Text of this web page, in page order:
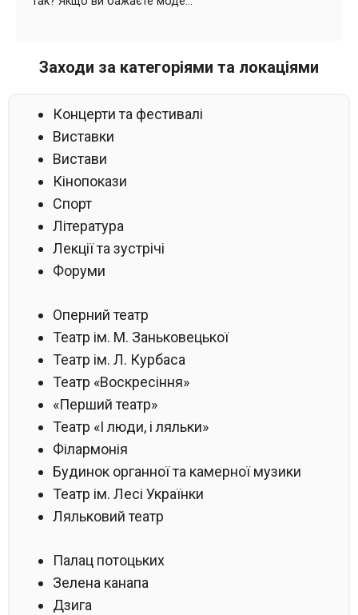
Заходи за категоріями та локаціями
Концерти та фестивалі
Виставки
Вистави
Кінопокази
Спорт
Література
Лекції та зустрічі
Форуми
Оперний театр
Театр ім. М. Заньковецької
Театр ім. Л. Курбаса
Театр «Воскресіння»
«Перший театр»
Театр «І люди, і ляльки»
Філармонія
Будинок органної та камерної музики
Театр ім. Лесі Українки
Ляльковий театр
Палац потоцьких
Зелена канапа
Дзига